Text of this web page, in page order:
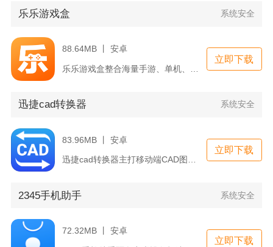
乐乐游戏盒 系统安全
88.64MB 丨 安卓
立即下载
迅捷cad转换器 系统安全
83.96MB 丨 安卓
迅捷cad转换器主打移动端CAD图纸格式处理，专门解决工程人...
立即下载
2345手机助手 系统安全
72.32MB 丨 安卓
立即下载